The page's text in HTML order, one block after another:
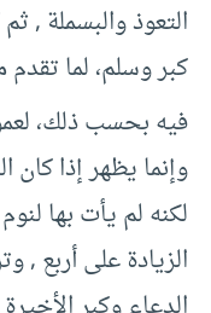
التعوذ والبسملة ,
كبر وسلم، لما
فيه بحسب ذلك،
وإنما يظهر إذا كان
لكنه لم يأت بها
الزيادة على أربع ,